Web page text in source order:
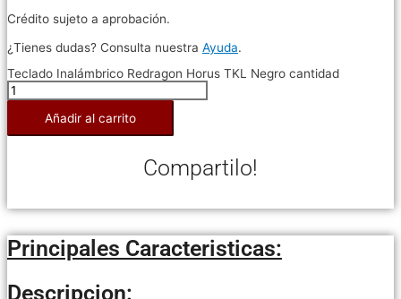
Crédito sujeto a aprobación.
¿Tienes dudas? Consulta nuestra Ayuda.
Teclado Inalámbrico Redragon Horus TKL Negro cantidad
Añadir al carrito
Compartilo!
Principales Caracteristicas:
Descripcion: